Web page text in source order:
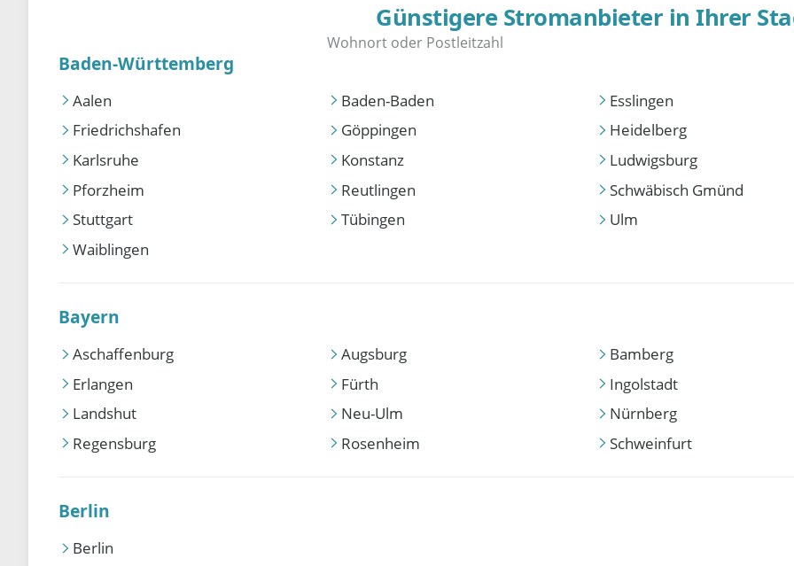
Günstigere Stromanbieter in Ihrer
Baden-Württemberg
Aalen Baden-Baden
Esslingen
Friedrichshafen
Göppingen
Heidelberg
Karlsruhe
Konstanz
Ludwigsburg
Pforzheim
Reutlingen
Schwäbisch Gmünd
Stuttgart
Tübingen
Ulm
Waiblingen
Bayern
Aschaffenburg Augsburg
Bamberg
Erlangen
Fürth
Ingolstadt
Landshut
Neu-Ulm
Nürnberg
Regensburg
Rosenheim Schweinfurt
Berlin
Berlin